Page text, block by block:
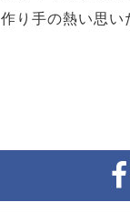
作り手の熱い思い